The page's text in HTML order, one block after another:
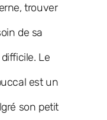
trouver
de sa
Le
est un
son petit